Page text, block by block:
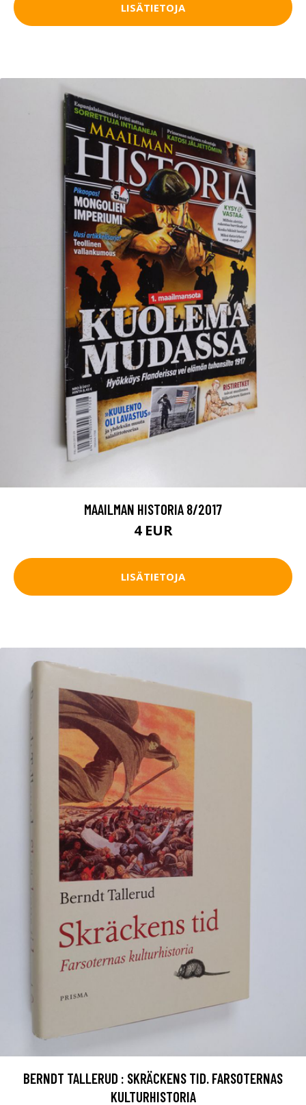
LISÄTIETOJA
MAAILMAN HISTORIA 8/2017
4 EUR
LISÄTIETOJA
BERNDT TALLERUD : SKRÄCKENS TID. FARSOTERNAS
KULTURHISTORIA